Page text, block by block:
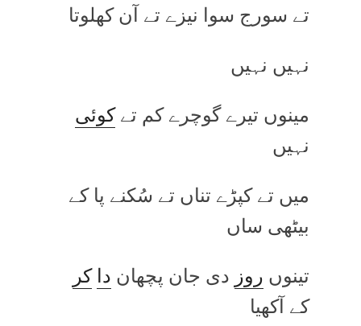
تے سورج سوا نیزے تے آن کھلوتا
نہیں نہیں
مینوں تیرے گوچرے کم تےکوئی
نہیں
میں تے کپڑے تناں تے سُکنے پا کے
بیٹھی ساں
تینوں روز دی جان پچھان دا کر
کے آکھیا